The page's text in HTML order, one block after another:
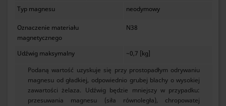
Typ magnesu
neodymowy
Oznaczenie materiału
magnetycznego
N38
Udźwig maksymalny
~0,7 [kg]
Podaną wartość uzyskuje się przy prostopadłym odrywaniu
magnesu od gładkiej, odpowiednio grubej blachy o wysokiej
zawartości żelaza. Udźwig będzie mniejszy w przypadku:
przesuwania magnesu (siła równoległa), chropowatej